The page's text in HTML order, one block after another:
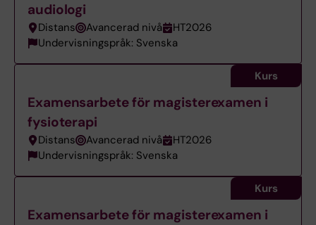
audiologi
Distans Avancerad nivå
HT2026
Undervisningspråk: Svenska
Examensarbete för magisterexamen i
fysioterapi
Distans Avancerad nivå
HT2026
Undervisningspråk: Svenska
Kurs
Examensarbete för magisterexamen i
Kurs